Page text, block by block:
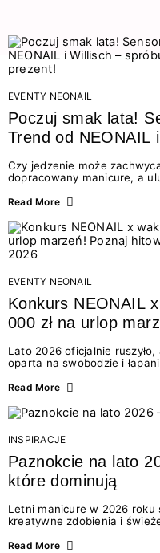
EVENTY NEONAIL
Poczuj smak lata!
Trend od NEONAIL
nowych lodów i
Czy jedzenie może
dopracowany manicure, a
świata beauty i
zmysłami: przez soczysty
orzeźwiający zapach i
NEONAIL łączy siły z
na styku jedzenia i piękna....
Read More
EVENTY NEONAIL
Konkurs NEONAIL
000 zł na urlop
Lato 2026 oficjalnie
oparta na swobodzie i
doświadczenia wakacji – od
Motywem przewodnim jest
letnich momentów. Z tej
wyjątkowego: wielki konkurs
najgorętszych trendów w...
Read More
INSPIRACJE
Paznokcie na lato
które dominują
Letni manicure w 2026
kreatywne zdobienia i
zarówno energetycznych
Read More